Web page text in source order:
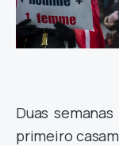
Duas
primeiro